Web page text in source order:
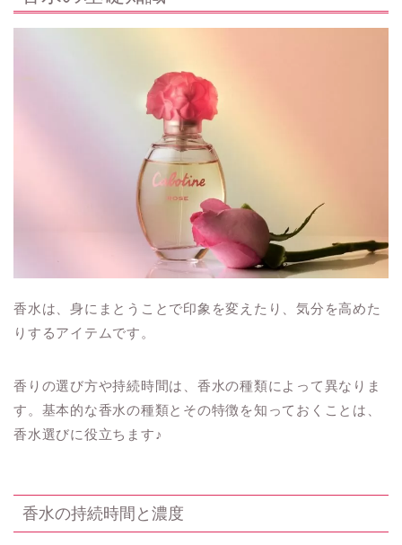
香水は、身にまとうことで印象を変えたり、気分を高めた
りするアイテムです。
香りの選び方や持続時間は、香水の種類によって異なりま
す。基本的な香水の種類とその特徴を知っておくことは、
香水選びに役立ちます♪
香水の持続時間と濃度